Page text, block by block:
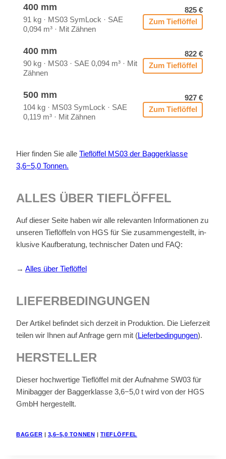
400 mm
91 kg · MS03 Sym­Lock · SAE
0,094 m³ · Mit Zäh­nen
825 €
Zum Tief­löf­fel
400 mm
90 kg · MS03 · SAE 0,094 m³ · Mit
Zäh­nen
822 €
Zum Tief­löf­fel
500 mm
104 kg · MS03 Sym­Lock · SAE
0,119 m³ · Mit Zäh­nen
927 €
Zum Tief­löf­fel
Hier fin­den Sie alle Tief­löf­fel MS03 der Bag­ger­klas­se
3,6−5,0 Ton­nen.
AL­LES ÜBER TIEF­LÖF­FEL
Auf die­ser Sei­te ha­ben wir alle re­le­van­ten In­for­ma­tio­nen zu
un­se­ren Tief­löf­feln von HGS für Sie zu­sam­men­ge­stellt, in­
klu­si­ve Kauf­be­ra­tung, tech­ni­scher Da­ten und FAQ:
→ Al­les über Tief­löf­fel
LIE­FER­BE­DIN­GUN­GEN
Der Ar­ti­kel be­fin­det sich der­zeit in Pro­duk­ti­on. Die Lie­fer­zeit
tei­len wir Ih­nen auf An­fra­ge gern mit (Lie­fer­be­din­gun­gen).
HER­STEL­LER
Die­ser hoch­wer­ti­ge Tief­löf­fel mit der Auf­nah­me SW03 für
Mi­ni­bag­ger der Bag­ger­klas­se 3,6−5,0 t wird von der HGS
GmbH her­ge­stellt.
BAG­GER | 3,6−5,0 TON­NEN | TIEF­LÖF­FEL